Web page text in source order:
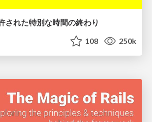
された特別な時間の終わり
108 250k